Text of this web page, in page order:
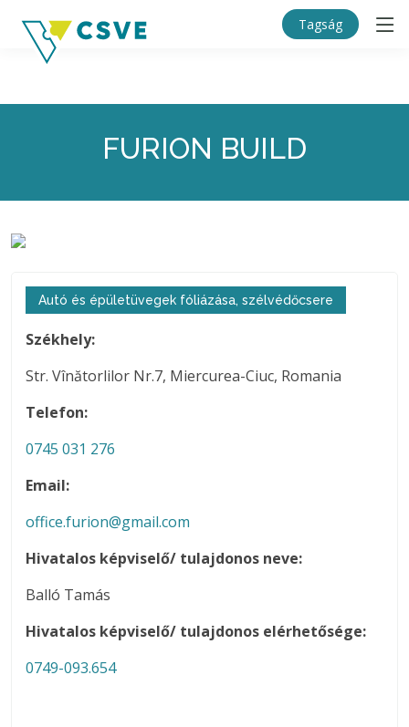
Tagság
FURION BUILD
Autó és épületüvegek fóliázása, szélvédőcsere
Székhely:
Str. Vînătorlilor Nr.7, Miercurea-Ciuc, Romania
Telefon:
0745 031 276
Email:
office.furion@gmail.com
Hivatalos képviselő/ tulajdonos neve:
Balló Tamás
Hivatalos képviselő/ tulajdonos elérhetősége:
0749-093.654